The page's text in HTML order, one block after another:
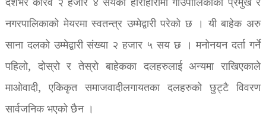
नगरपालिकाको मेयरमा स्वतन्त्र उम्मेद्वारी परेको छ । यी बाहेक अरु
साना दलको उम्मेद्वारी संख्या २ हजार ५ सय छ । मनोनयन दर्ता गर्ने
पहिलो, दोस्रो र तेस्रो बाहेकका दलहरुलाई अन्यमा राखिएकाले
माओवादी, एकिकृत समाजवादीलगायतका दलहरुको छुट्टै विवरण
सार्वजनिक भएको छैन ।